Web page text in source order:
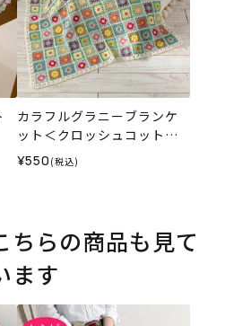
カラフルグラニーブランケ
ット＜クロッシュコットン
＞（レシピ）
¥550 (税込)
ちらの商品も見て
ます